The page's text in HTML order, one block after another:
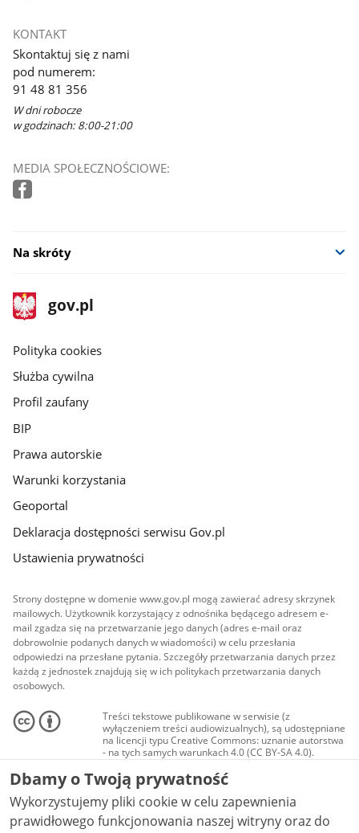
KONTAKT
Skontaktuj się z nami
pod numerem:
91 48 81 356
W dni robocze
w godzinach: 8:00-21:00
MEDIA SPOŁECZNOŚCIOWE:
Na skróty
stopka
gov.pl
Strona
gov.pl
gov.pl
Polityka cookies
Służba cywilna
Profil zaufany
BIP
Prawa autorskie
Warunki korzystania
Geoportal
Deklaracja dostępności serwisu Gov.pl
Ustawienia prywatności
Strony dostępne w domenie www.gov.pl mogą zawierać adresy skrzynek
mailowych. Użytkownik korzystający z odnośnika będącego adresem e-
mail zgadza się na przetwarzanie jego danych (adres e-mail oraz
dobrowolnie podanych danych w wiadomości) w celu przesłania
odpowiedzi na przesłane pytania. Szczegóły przetwarzania danych przez
każdą z jednostek znajdują się w ich politykach przetwarzania danych
osobowych.
Treści tekstowe publikowane w serwisie (z
wyłączeniem treści audiowizualnych), są udostępniane
na licencji typu Creative Commons: uznanie autorstwa
- na tych samych warunkach 4.0 (CC BY-SA 4.0).
Materiały audiowizualne, w tym zdjęcia, materiały
audio i wideo, są udostępniane na licencji typu
Creative Commons: uznanie autorstwa użycie
niekomercyjne - bez utworów zależnych 4.0 (CC BY-
NC-ND 4.0), o ile nie jest to stwierdzone inaczej.
Dbamy o Twoją prywatność
Wykorzystujemy pliki cookie w celu zapewnienia
prawidłowego funkcjonowania naszej witryny oraz do